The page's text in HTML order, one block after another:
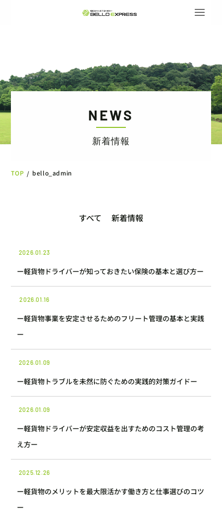
NEWS
新着情報
TOP / bello_admin
すべて 新着情報
2026.01.23
ー軽貨物ドライバーが知っておきたい保険の基本と選び方ー
2026.01.16
ー軽貨物事業を安定させるためのフリート管理の基本と実践
ー
2026.01.09
ー軽貨物トラブルを未然に防ぐための実践的対策ガイドー
2026.01.09
ー軽貨物ドライバーが安定収益を出すためのコスト管理の考
え方ー
2025.12.26
ー軽貨物のメリットを最大限活かす働き方と仕事選びのコツ
ー